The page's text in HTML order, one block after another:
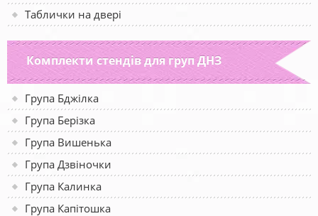
Таблички на двері
Комплекти стендів для груп ДНЗ
Група Бджілка
Група Берізка
Група Вишенька
Група Дзвіночки
Група Калинка
Група Капітошка